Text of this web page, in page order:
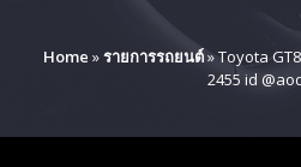
Home »รายการรถยนต์»Toyota
2455 id